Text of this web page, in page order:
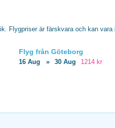
Flygpriser är färskvara och kan vara
Flyg från Göteborg
16 Aug » 30 Aug 1214 kr